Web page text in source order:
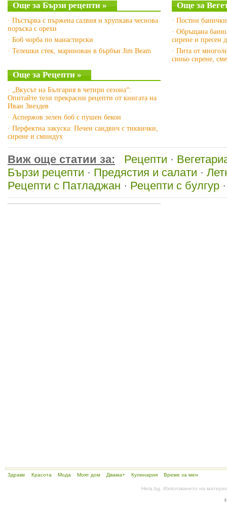
Още за Бързи рецепти »
· Пъстърва с пържена салвия и хрупкава чеснова
поръска с орехи
· Боб чорба по манастирски
· Телешки стек, маринован в бърбън Jim Beam
Още за
· Постни
· Обръщана
сирене и пресен
· Пита от
синьо сирене,
Още за Рецепти »
· „Вкусът на България в четири сезона“:
Опитайте тези прекрасни рецепти от книгата на
Иван Звездев
· Аспержов зелен боб с пушен бекон
· Перфектна закуска: Печен сандвич с тиквички,
сирене и сминдух
Виж още статии за: Рецепти ·
Бързи рецепти · Предястия и салати ·
Рецепти с Патладжан · Рецепти с булгур ·
Здраве Красота Мода Моят дом Двама+ Кулинария Време за мен
Hera.bg. Използването на